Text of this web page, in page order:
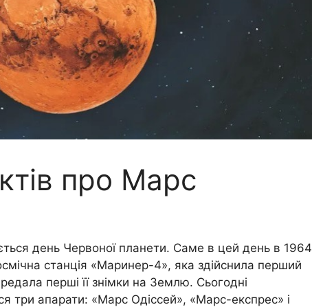
про Марс
день Червоної планети. Саме в цей день в 1964
станція «Маринер-4», яка здійснила перший
перші її знімки на Землю. Сьогодні
три апарати: «Марс Одіссей», «Марс-експрес» і